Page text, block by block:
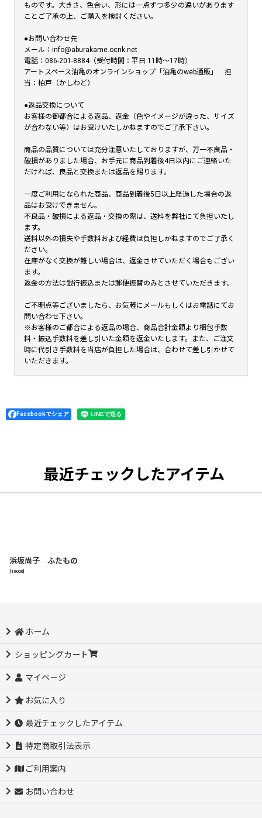
ものです。大きさ、色合い、形には一点ずつ多少の違いがあります
ことご了承の上、ご購入を検討ください。
●お問い合わせ先
メール：info@aburakame.ocnk.net
電話：086-201-8884（受付時間：平日 11時〜17時）
アートスペース油亀のオンラインショップ「油亀のweb通販」 担
当：柏戸（かしわど）
●返品交換について
お客様の御都合による返品、返金（色やイメージが違った、サイズ
が合わない等）はお受けいたしかねますのでご了承下さい。
商品の品質については充分注意いたしておりますが、万一不良品・
破損がありました場合、お手元に商品到着後4日以内にご連絡いた
だければ、良品と交換または返品を賜ります。
一度ご利用になられた商品、商品到着後5日以上経過した場合の返
品はお受けできません。
不良品・破損による返品・交換の際は、送料を弊社にて負担いたし
ます。
送料以外の損失や手数料および経費は負担しかねますのでご了承く
ださい。
在庫がなく交換が難しい場合は、返金させていただく場合もござい
ます。
返金の方法は銀行振込または郵便振替のみとさせていただきます。
ご不明点等ございましたら、お気軽にメールもしくはお電話にてお
問い合わせ下さい。
※お客様のご都合による返品の場合、商品合計金額より梱包手数
料・振込手数料を差し引いた金額を返金いたします。また、ご注文
時に代引き手数料を当店が負担した場合は、合わせて差し引かせて
いただきます。
Facebookでシェア
最近チェックしたアイテム
浜坂尚子 ふたもの
16006]
ホーム
ショッピングカート
マイページ
お気に入り
最近チェックしたアイテム
特定商取引法表示
ご利用案内
お問い合わせ